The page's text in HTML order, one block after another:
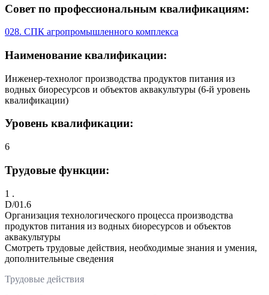
Совет по профессиональным квалификациям:
028. СПК агропромышленного комплекса
Наименование квалификации:
Инженер-технолог производства продуктов питания из
водных биоресурсов и объектов аквакультуры (6-й уровень
квалификации)
Уровень квалификации:
6
Трудовые функции:
1 .
D/01.6
Организация технологического процесса производства
продуктов питания из водных биоресурсов и объектов
аквакультуры
Смотреть трудовые действия, необходимые знания и умения,
дополнительные сведения
Трудовые действия